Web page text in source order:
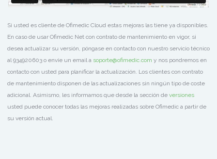
Si usted es cliente de Ofimedic Cloud estas mejoras las tiene ya disponibles.
En caso de usar Ofimedic Net con contrato de mantenimiento en vigor, si
desea actualizar su versión, póngase en contacto con nuestro servicio técnico
al 934920603 o envíe un email a soporte@ofimedic.com y nos pondremos en
contacto con usted para planificar la actualización. Los clientes con contrato
de mantenimiento disponen de las actualizaciones sin ningún tipo de coste
adicional. Asimismo, les informamos que desde la sección de versiones
usted puede conocer todas las mejoras realizadas sobre Ofimedic a partir de
su versión actual.